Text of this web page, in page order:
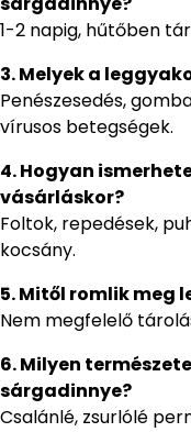
1-2 napig, hűtőben
3. Melyek a
Penészesedés,
vírusos betegségek.
4. Hogyan
vásárláskor?
Foltok, repedések,
kocsány.
5. Mitől romlik meg
Nem megfelelő
6. Milyen
sárgadinnye?
Csalánlé, zsurlólé